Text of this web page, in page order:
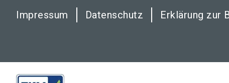
Impressum Datenschutz Erklärung zur